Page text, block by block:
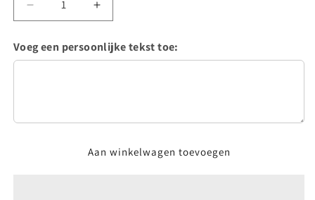
Aantal
verlagen
Pilar
Aantal
verhogen
voor
Pilar
Voeg een persoonlijke tekst toe:
Aan winkelwagen toevoegen